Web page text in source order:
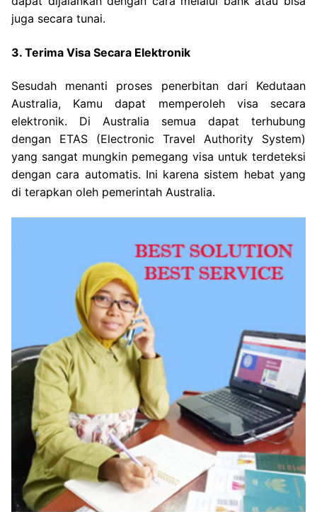
juga secara tunai.
3. Terima Visa Secara Elektronik
Sesudah menanti proses penerbitan dari Kedutaan
Australia, Kamu dapat memperoleh visa secara
elektronik. Di Australia semua dapat terhubung
dengan ETAS (Electronic Travel Authority System)
yang sangat mungkin pemegang visa untuk terdeteksi
dengan cara automatis. Ini karena sistem hebat yang
di terapkan oleh pemerintah Australia.